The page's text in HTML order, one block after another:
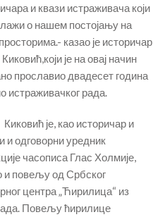
и квази истраживача који
о нашем постојању на
казао је историчар
је на овај начин
прославио двадесет година
истраживачког рада.
Киковић је, као историчар и
и одговорни уредник
часописа Глас Холмије,
и повељу од Србског
центра „Ћирилица“ из
Повељу ћирилице